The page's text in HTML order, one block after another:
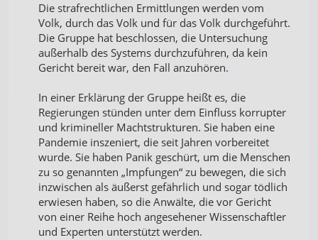
Die strafrechtlichen Ermittlungen werden vom
Volk, durch das Volk und für das Volk durchgeführt.
Die Gruppe hat beschlossen, die Untersuchung
außerhalb des Systems durchzuführen, da kein
Gericht bereit war, den Fall anzuhören.
In einer Erklärung der Gruppe heißt es, die
Regierungen stünden unter dem Einfluss korrupter
und krimineller Machtstrukturen. Sie haben eine
Pandemie inszeniert, die seit Jahren vorbereitet
wurde. Sie haben Panik geschürt, um die Menschen
zu so genannten „Impfungen“ zu bewegen, die sich
inzwischen als äußerst gefährlich und sogar tödlich
erwiesen haben, so die Anwälte, die vor Gericht
von einer Reihe hoch angesehener Wissenschaftler
und Experten unterstützt werden.